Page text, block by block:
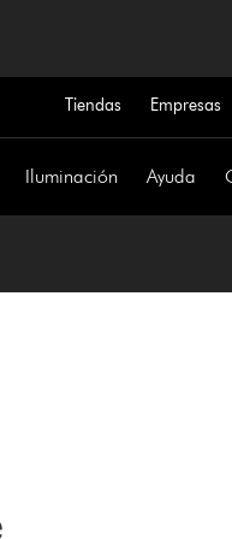
Tiendas Empresas
Iluminación Ayuda